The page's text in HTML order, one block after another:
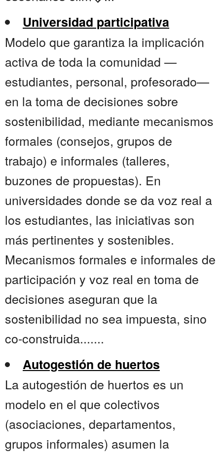
Universidad participativa
Modelo que garantiza la implicación
activa de toda la comunidad —
estudiantes, personal, profesorado—
en la toma de decisiones sobre
sostenibilidad, mediante mecanismos
formales (consejos, grupos de
trabajo) e informales (talleres,
buzones de propuestas). En
universidades donde se da voz real a
los estudiantes, las iniciativas son
más pertinentes y sostenibles.
Mecanismos formales e informales de
participación y voz real en toma de
decisiones aseguran que la
sostenibilidad no sea impuesta, sino
co-construida.......
Autogestión de huertos
La autogestión de huertos es un
modelo en el que colectivos
(asociaciones, departamentos,
grupos informales) asumen la